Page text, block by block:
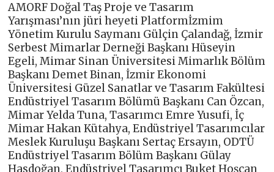
AMORF Doğal Taş Proje ve Tasarım
Yarışması’nın jüri heyeti Platformİzmim
Yönetim Kurulu Saymanı Gülçin Çalandağ, İzmir
Serbest Mimarlar Derneği Başkanı Hüseyin
Egeli, Mimar Sinan Üniversitesi Mimarlık Bölüm
Başkanı Demet Binan, İzmir Ekonomi
Üniversitesi Güzel Sanatlar ve Tasarım Fakültesi
Endüstriyel Tasarım Bölümü Başkanı Can Özcan,
Mimar Yelda Tuna, Tasarımcı Emre Yusufi, İç
Mimar Hakan Kütahya, Endüstriyel Tasarımcılar
Meslek Kuruluşu Başkanı Sertaç Ersayın, ODTÜ
Endüstriyel Tasarım Bölüm Başkanı Gülay
Hasdoğan, Endüstriyel Tasarımcı Buket Hoşcan